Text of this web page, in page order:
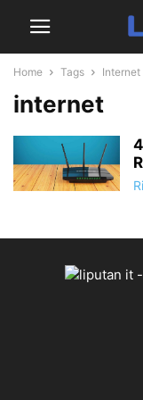
Home Tags Internet
internet